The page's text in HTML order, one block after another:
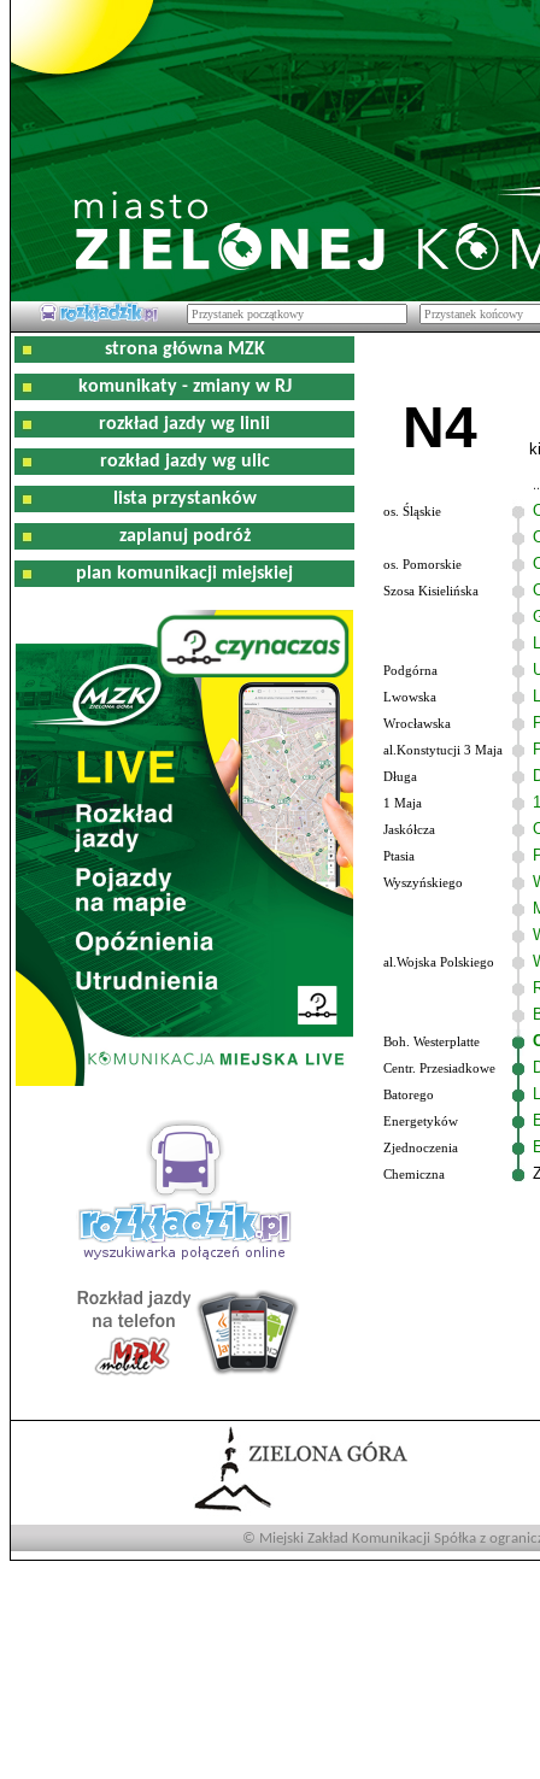
strona główna MZK
komunikaty - zmiany w RJ
rozkład jazdy wg linii
rozkład jazdy wg ulic
lista przystanków
zaplanuj podróż
plan komunikacji miejskiej
N4
os. Śląskie
os. Pomorskie
Szosa Kisielińska
Podgórna
Lwowska
Wrocławska
al.Konstytucji 3 Maja
Długa
1 Maja
Jaskółcza
Ptasia
Wyszyńskiego
al.Wojska Polskiego
Boh. Westerplatte
Centr. Przesiadkowe
Batorego
Energetyków
Zjednoczenia
Chemiczna
© Miejski Zakład Komunikacji Spółka z